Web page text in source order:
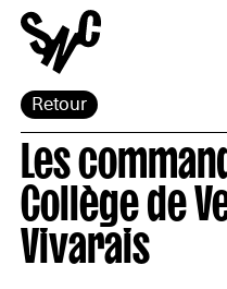
Retour
Les
Collège de
Vivarais